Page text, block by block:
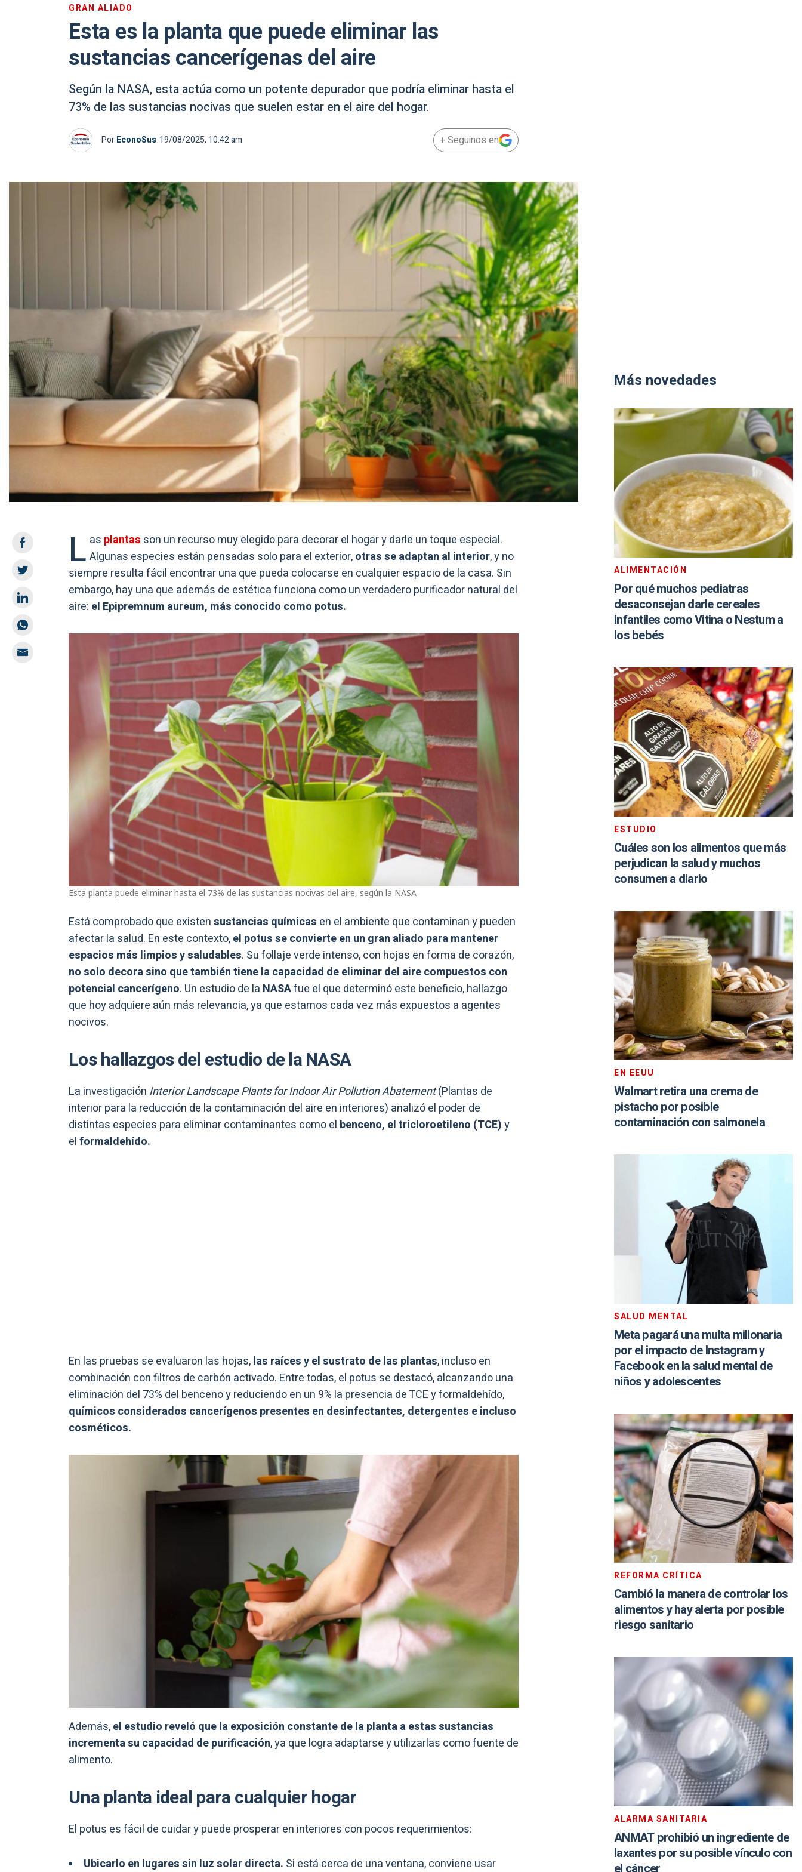
GRAN ALIADO
Esta es la planta que puede eliminar las
sustancias cancerígenas del aire
Según la NASA, esta actúa como un potente depurador que podría eliminar hasta el
73% de las sustancias nocivas que suelen estar en el aire del hogar.
PorEconoSus 19/08/2025, 10:42 am + Seguinos en
L as plantasson un recurso muy elegido para decorar el hogar y darle un toque especial.
Algunas especies están pensadas solo para el exterior,otras se adaptan al interior, y no
siempre resulta fácil encontrar una que pueda colocarse en cualquier espacio de la casa. Sin
embargo, hay una que además de estética funciona como un verdadero purificador natural del
aire: el Epipremnum aureum, más conocido como potus.
Esta planta puede eliminar hasta el 73% de las sustancias nocivas del aire, según la NASA
Está comprobado que existensustancias químicas en el ambiente que contaminan y pueden
afectar la salud. En este contexto,el potus se convierte en un gran aliado para mantener
espacios más limpios y saludables. Su follaje verde intenso, con hojas en forma de corazón,
no solo decora sino que también tiene la capacidad de eliminar del aire compuestos con
potencial cancerígeno. Un estudio de la NASAfue el que determinó este beneficio, hallazgo
que hoy adquiere aún más relevancia, ya que estamos cada vez más expuestos a agentes
nocivos.
Los hallazgos del estudio de la NASA
La investigación Interior Landscape Plants for Indoor Air Pollution Abatement(Plantas de
interior para la reducción de la contaminación del aire en interiores) analizó el poder de
distintas especies para eliminar contaminantes como el benceno, el tricloroetileno (TCE)y
elformaldehído.
En las pruebas se evaluaron las hojas,las raíces y el sustrato de las plantas, incluso en
combinación con filtros de carbón activado. Entre todas, el potus se destacó, alcanzando una
eliminación del 73% del benceno y reduciendo en un 9% la presencia de TCE y formaldehído,
químicos considerados cancerígenos presentes en desinfectantes, detergentes e incluso
cosméticos.
Además,el estudio reveló que la exposición constante de la planta a estas sustancias
incrementa su capacidad de purificación, ya que logra adaptarse y utilizarlas como fuente de
alimento.
Una planta ideal para cualquier hogar
El potus es fácil de cuidar y puede prosperar en interiores con pocos requerimientos:
Ubicarlo en lugares sin luz solar directa. Si está cerca de una ventana, conviene usar
Más novedades
ALIMENTACIÓN
Por qué muchos pediatras
desaconsejan darle cereales
infantiles como Vitina o Nestum a
los bebés
ESTUDIO
Cuáles son los alimentos que más
perjudican la salud y muchos
consumen a diario
EN EEUU
Walmart retira una crema de
pistacho por posible
contaminación con salmonela
SALUD MENTAL
Meta pagará una multa millonaria
por el impacto de Instagram y
Facebook en la salud mental de
niños y adolescentes
REFORMA CRÍTICA
Cambió la manera de controlar los
alimentos y hay alerta por posible
riesgo sanitario
ALARMA SANITARIA
ANMAT prohibió un ingrediente de
laxantes por su posible vínculo con